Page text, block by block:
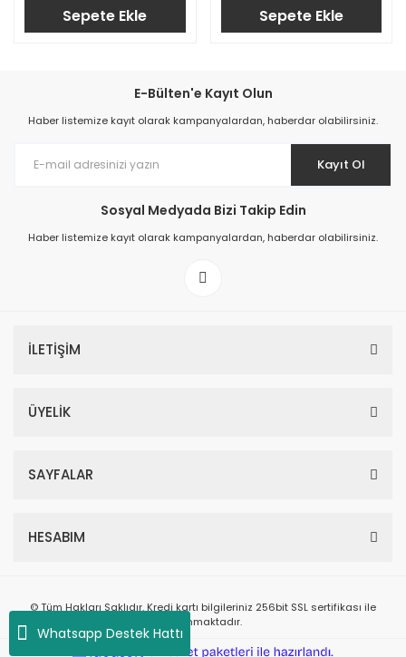
Whatsapp Destek Hattı
Sepete Ekle Sepete Ekle
E-Bülten'e Kayıt Olun
Haber listemize kayıt olarak kampanyalardan, haberdar olabilirsiniz.
Kayıt Ol
Sosyal Medyada Bizi Takip Edin
Haber listemize kayıt olarak kampanyalardan, haberdar olabilirsiniz.
İLETİŞİM
ÜYELİK
SAYFALAR
HESABIM
© Tüm Hakları Saklıdır. Kredi kartı bilgileriniz 256bit SSL sertifikası ile
korunmaktadır.
e-